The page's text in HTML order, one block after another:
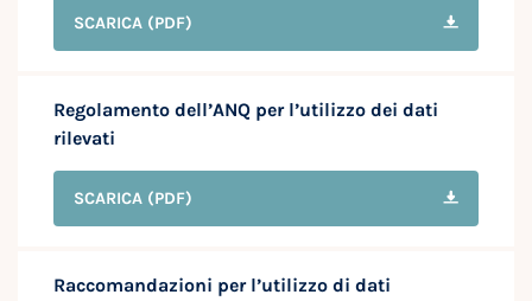
SCARICA (PDF)
Regolamento dell’ANQ per l’utilizzo dei dati
rilevati
SCARICA (PDF)
Raccomandazioni per l’utilizzo di dati